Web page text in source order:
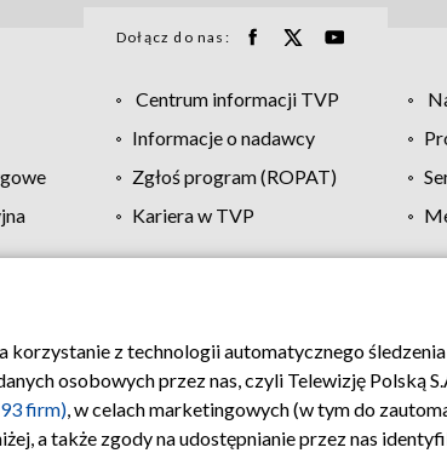
Dołącz do nas:
Centrum informacji TVP
Informacje o nadawcy
Zgłoś program (ROPAT)
Kariera w TVP
prywatności Moje zgody Pomoc
z technologii automatycznego
osobowych przez nas, czyli Telewizję Polską
firm), w celach marketingowych (w tym do
a także zgody na udostępnianie przez nas